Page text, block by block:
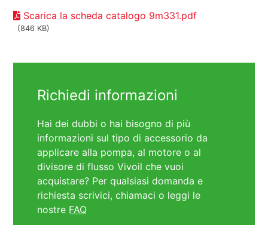
Scarica la scheda catalogo 9m331.pdf
(846 KB)
Richiedi informazioni
Hai dei dubbi o hai bisogno di più
informazioni sul tipo di accessorio da
applicare alla pompa, al motore o al
divisore di flusso Vivoil che vuoi
acquistare? Per qualsiasi domanda e
richiesta scrivici, chiamaci o leggi le
nostre FAQ